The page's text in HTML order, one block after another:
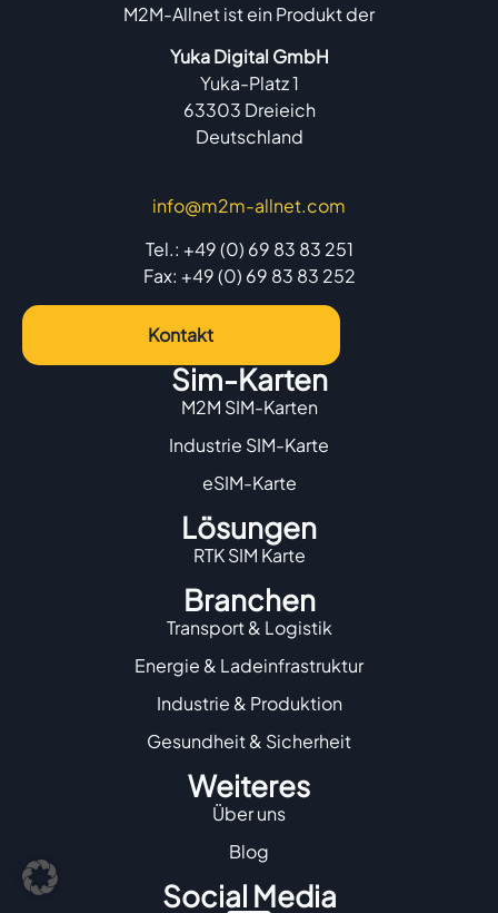
M2M-Allnet ist ein Produkt der
Yuka Digital GmbH
Yuka-Platz 1
63303 Dreieich
Deutschland
info@m2m-allnet.com
Tel.: +49 (0) 69 83 83 251
Fax: +49 (0) 69 83 83 252
Kontakt
Sim-Karten
M2M SIM-Karten
Industrie SIM-Karte
eSIM-Karte
Lösungen
RTK SIM Karte
Branchen
Transport & Logistik
Energie & Ladeinfrastruktur
Industrie & Produktion
Gesundheit & Sicherheit
Weiteres
Über uns
Blog
Social Media